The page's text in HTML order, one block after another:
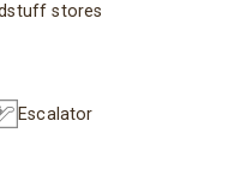
stores
Escalator